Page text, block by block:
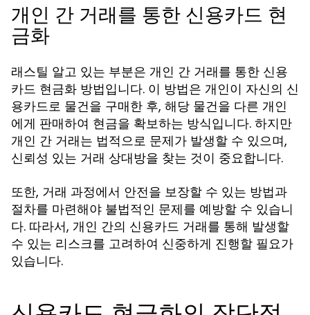
개인 간 거래를 통한 신용카드 현
금화
래스틸 알고 있는 부분은 개인 간 거래를 통한 신용
카드 현금화 방법입니다. 이 방법은 개인이 자신의 신
용카드로 물건을 구매한 후, 해당 물건을 다른 개인
에게 판매하여 현금을 확보하는 방식입니다. 하지만
개인 간 거래는 법적으로 문제가 발생할 수 있으며,
신뢰성 있는 거래 상대방을 찾는 것이 중요합니다.
또한, 거래 과정에서 안전을 보장할 수 있는 방법과
절차를 마련해야 불법적인 문제를 예방할 수 있습니
다. 따라서, 개인 간의 신용카드 거래를 통해 발생할
수 있는 리스크를 고려하여 신중하게 진행할 필요가
있습니다.